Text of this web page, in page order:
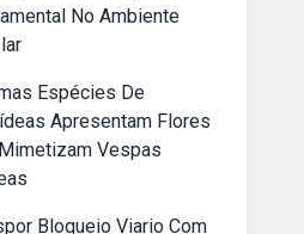
No Ambiente
Espécies De
Apresentam Flores
Vespas
Bloqueio Viario Com